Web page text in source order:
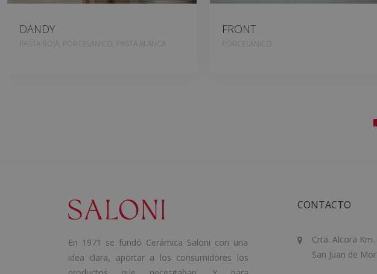
DANDY
PASTA ROJA, PORCELANICO, PASTA BLANCA
FRONT
PORCELANICO
En 1971 se fundó Cerámica Saloni con una
idea clara, aportar a los consumidores los
CONTACTO
Crta. Alcora
San Juan de